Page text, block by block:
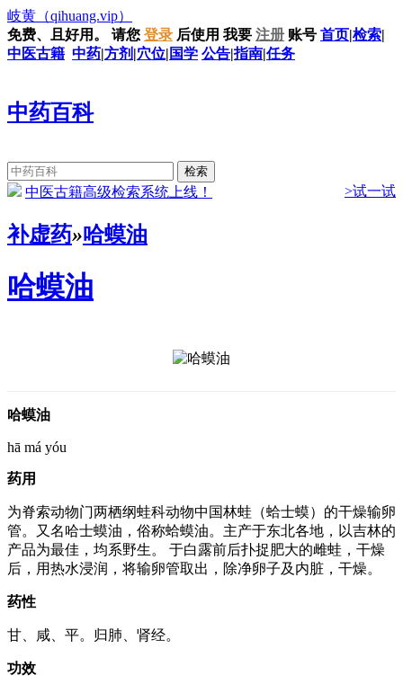
岐黄 （qihuang.vip）
免费、且好用。
请您 登录 后使用 我要 注册 账号 首页|检索|
中医古籍 中药|方剂 |穴位| 国学 公告|指南|任务
中药百科
中医古籍高级检索系统上线！ >试一试
补虚药»哈蟆油
哈蟆油
哈蟆油
hā má yóu
药用
为脊索动物门两栖纲蛙科动物中国林蛙（蛤士蟆）的干燥输卵
管。又名哈士蟆油，俗称蛤蟆油。主产于东北各地，以吉林的
产品为最佳，均系野生。 于白露前后扑捉肥大的雌蛙，干燥
后，用热水浸润，将输卵管取出，除净卵子及内脏，干燥。
药性
甘、咸、平。归肺、肾经。
功效